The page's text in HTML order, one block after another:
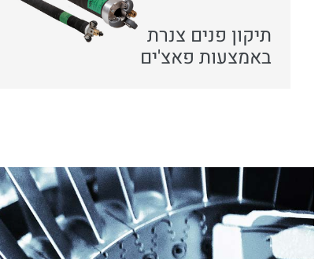
תיקון פנים צנרת
באמצעות פאצ'ים